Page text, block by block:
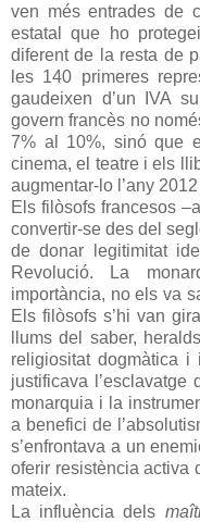
ven més entrades de
estatal que ho
diferent de la resta de
les 140 primeres
gaudeixen d’un IVA
govern francès no
7% al 10%, sinó que
cinema, el teatre i els
augmentar-lo l’any
Els filòsofs francesos
convertir-se des del
de donar legitimitat
Revolució. La
importància, no els va
Els filòsofs s’hi van
llums del saber,
religiositat dogmàtica
justificava l’esclavatge
monarquia i la
a benefici de
s’enfrontava a un
oferir resistència activa
mateix.
La influència dels